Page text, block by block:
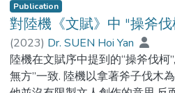
Publication
對陸機《文賦》中 "操斧
(2023) Dr. SUEN Hoi Yan
陸機在文賦序中提到的“操斧伐
無方”一致. 陸機以拿著斧子伐木